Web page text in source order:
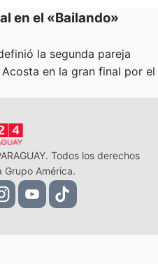
en el «Bailando»
la segunda pareja
en la gran final por el
Todos los derechos
Grupo América.